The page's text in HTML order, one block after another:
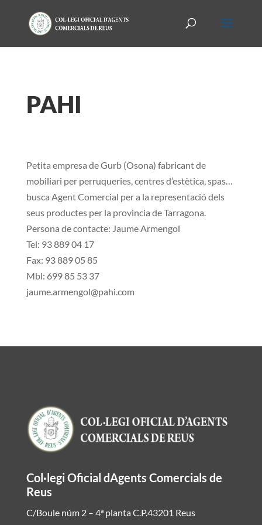
PAHI
Petita empresa de Gurb (Osona) fabricant de
mobiliari per perruqueries, centres d’estètica, spas…
busca Agent Comercial per a la representació dels
seus productes per la provincia de Tarragona.
Persona de contacte: Jaume Armengol
Tel: 93 889 04 17
Fax: 93 889 05 85
Mbl: 699 85 53 37
jaume.armengol@pahi.com
Col·legi Oficial dAgents Comercials de
Reus
C/Boule núm 2 – 4ª planta C.P.43201 Reus